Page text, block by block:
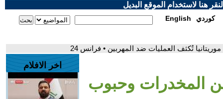
هنا لاستخدام الموقع البديل
English كوردي
تُكثف العمليات ضد المهربين • فرانس 24
المخدرات وحبوب
اخر الافلام